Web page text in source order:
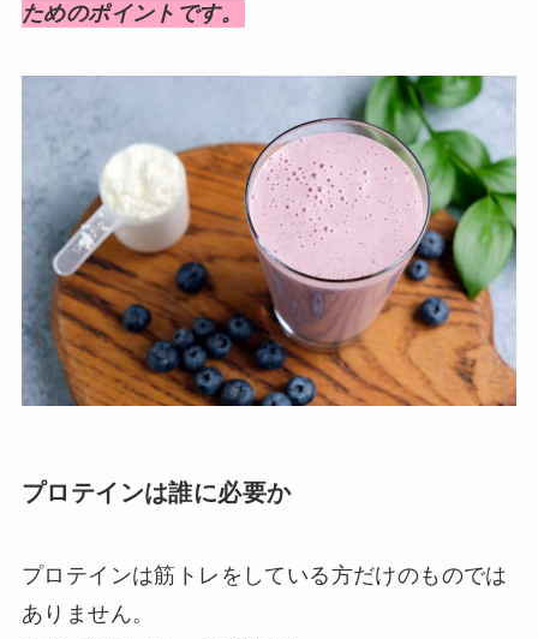
ためのポイントです。
プロテインは誰に必要か
プロテインは筋トレをしている方だけのものでは
ありません。